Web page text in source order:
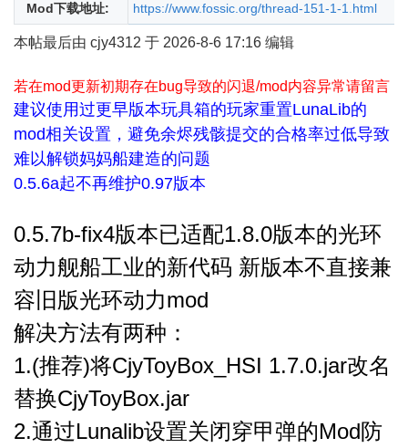
Mod下载地址: https://www.fossic.org/thread-151-1-1.html
本帖最后由 cjy4312 于 2026-8-6 17:16 编辑
若在mod更新初期存在bug导致的闪退/mod内容异常请留言
建议使用过更早版本玩具箱的玩家重置LunaLib的
mod相关设置，避免余烬残骸提交的合格率过低导致
难以解锁妈妈船建造的问题
0.5.6a起不再维护0.97版本
0.5.7b-fix4版本已适配1.8.0版本的光环
动力舰船工业的新代码 新版本不直接兼
容旧版光环动力mod
解决方法有两种：
1.(推荐)将CjyToyBox_HSI 1.7.0.jar改名
替换CjyToyBox.jar
2.通过Lunalib设置关闭穿甲弹的Mod防